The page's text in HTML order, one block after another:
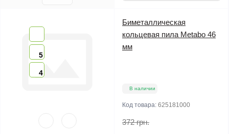
5
4
Биметаллическая
кольцевая пила Metabo 46
мм
В наличии
Код товара: 625181000
372 грн.